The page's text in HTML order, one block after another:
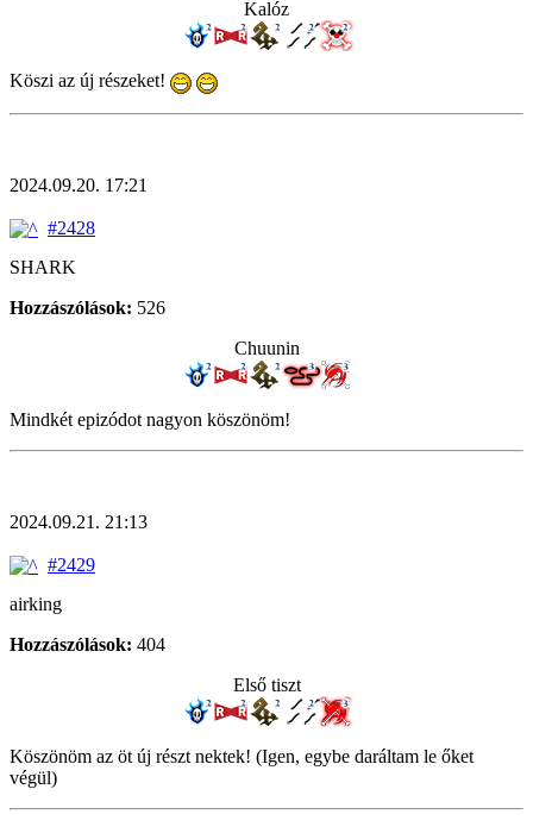
Kalóz
Köszi az új részeket!
2024.09.20. 17:21
#2428
SHARK
Hozzászólások: 526
Chuunin
Mindkét epizódot nagyon köszönöm!
2024.09.21. 21:13
#2429
airking
Hozzászólások: 404
Első tiszt
Köszönöm az öt új részt nektek! (Igen, egybe daráltam le őket
végül)